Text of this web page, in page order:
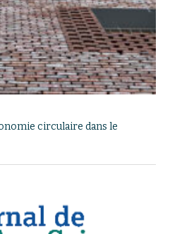
circulaire dans le